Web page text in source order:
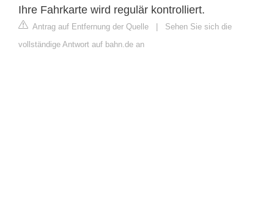
Ihre Fahrkarte wird regulär kontrolliert.
Antrag auf Entfernung der Quelle | Sehen Sie sich die
vollständige Antwort auf bahn.de an